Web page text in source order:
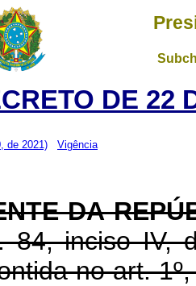
DE 22
de 2021) Vigência
DA
84, inciso IV,
no art.